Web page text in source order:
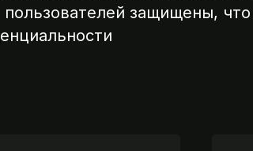
защищены,